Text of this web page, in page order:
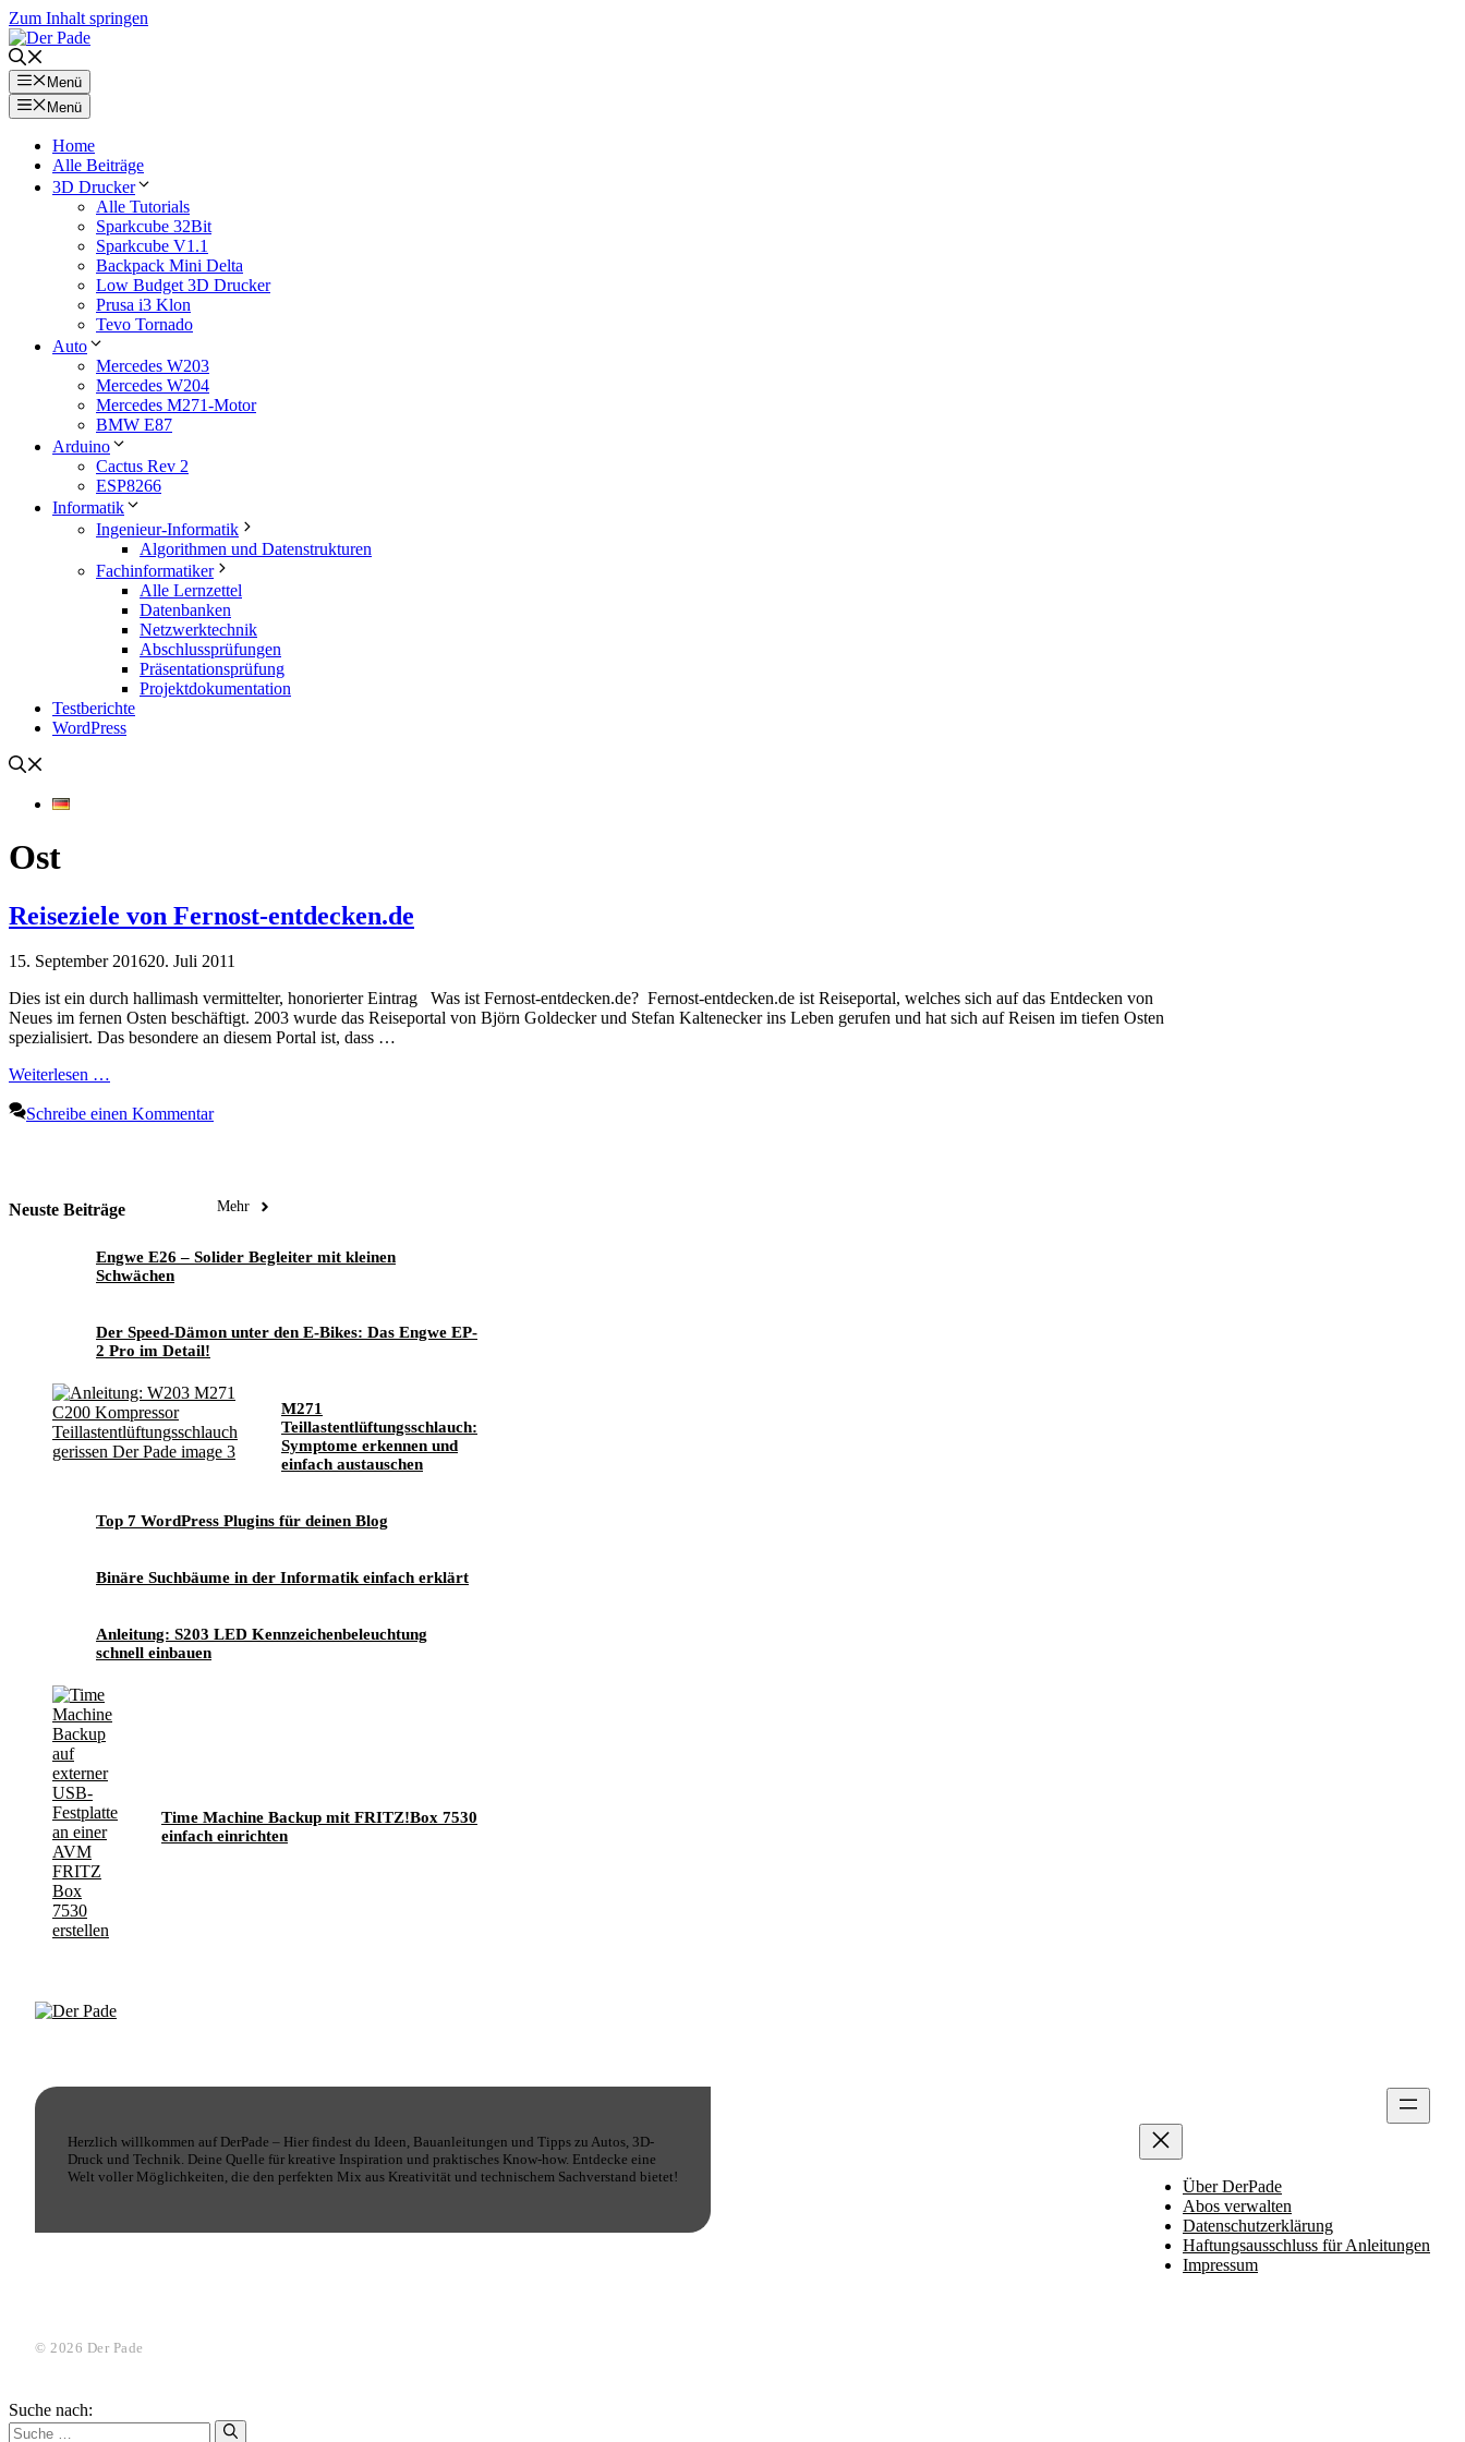
Zum Inhalt springen
Menü
Menü
Home
Alle Beiträge
3D Drucker
Alle Tutorials
Sparkcube 32Bit
Sparkcube V1.1
Backpack Mini Delta
Low Budget 3D Drucker
Prusa i3 Klon
Tevo Tornado
Auto
Mercedes W203
Mercedes W204
Mercedes M271-Motor
BMW E87
Arduino
Cactus Rev 2
ESP8266
Informatik
Ingenieur-Informatik
Algorithmen und Datenstrukturen
Fachinformatiker
Alle Lernzettel
Datenbanken
Netzwerktechnik
Abschlussprüfungen
Präsentationsprüfung
Projektdokumentation
Testberichte
WordPress
Ost
Reiseziele von Fernost-entdecken.de
15. September 201620. Juli 2011
Dies ist ein durch hallimash vermittelter, honorierter Eintrag Was ist Fernost-entdecken.de? Fernost-entdecken.de ist Reiseportal, welches sich auf das Entdecken von
Neues im fernen Osten beschäftigt. 2003 wurde das Reiseportal von Björn Goldecker und Stefan Kaltenecker ins Leben gerufen und hat sich auf Reisen im tiefen Osten
spezialisiert. Das besondere an diesem Portal ist, dass …
Weiterlesen …
Schreibe einen Kommentar
Neuste Beiträge Mehr
Engwe E26 – Solider Begleiter mit kleinen
Schwächen
Der Speed-Dämon unter den E-Bikes: Das Engwe EP-
2 Pro im Detail!
M271
Teillastentlüftungsschlauch:
Symptome erkennen und
einfach austauschen
Top 7 WordPress Plugins für deinen Blog
Binäre Suchbäume in der Informatik einfach erklärt
Anleitung: S203 LED Kennzeichenbeleuchtung
schnell einbauen
Time Machine Backup mit FRITZ!Box 7530
einfach einrichten
Herzlich willkommen auf DerPade – Hier findest du Ideen, Bauanleitungen und Tipps zu Autos, 3D-
Druck und Technik. Deine Quelle für kreative Inspiration und praktisches Know-how. Entdecke eine
Welt voller Möglichkeiten, die den perfekten Mix aus Kreativität und technischem Sachverstand bietet!
Über DerPade
Abos verwalten
Datenschutzerklärung
Haftungsausschluss für Anleitungen
Impressum
© 2026 Der Pade
Suche nach: